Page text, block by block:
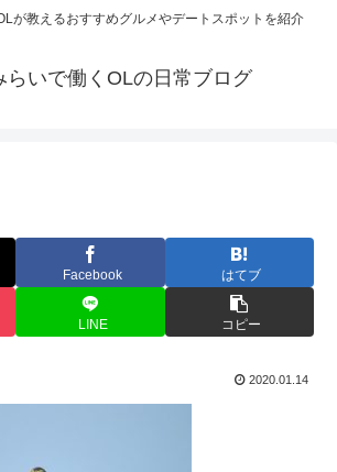
が教えるおすすめグルメやデートスポットを紹介
らいで働くOLの日常ブログ
Facebook はてブ
LINE コピー
2020.01.14